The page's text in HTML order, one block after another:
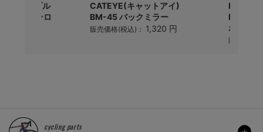
ダブル
ーションロ
CATEYE(キャットアイ)
BM-45 バックミラー
販売価格(税込)： 1,320 円
ELITE(
FLY(ア
ボトル
販売価格(
cycling parts